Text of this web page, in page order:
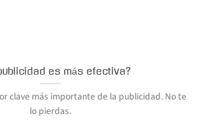
es más efectiva?
clave más importante de la publicidad. No te
lo pierdas.